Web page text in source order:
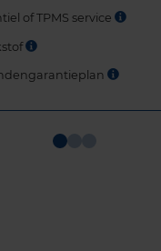
of TPMS service